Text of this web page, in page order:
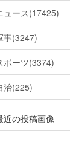
ュース(17425)
事(3247)
ポーツ(3374)
治(225)
近の投稿画像